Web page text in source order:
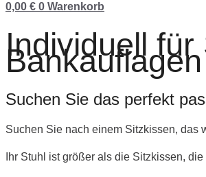
0,00 € 0 Warenkorb
Individuell für
Suchen Sie das perfekt
Suchen Sie nach einem Sitzkissen, das
Ihr Stuhl ist größer als die Sitzkissen,